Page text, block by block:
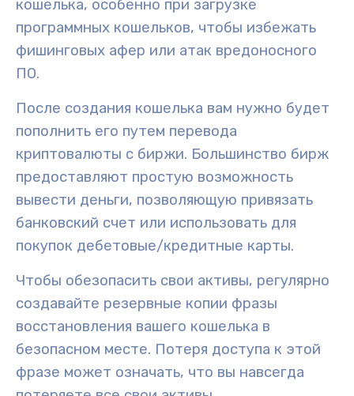
кошелька, особенно при загрузке
программных кошельков, чтобы избежать
фишинговых афер или атак вредоносного
ПО.
После создания кошелька вам нужно будет
пополнить его путем перевода
криптовалюты с биржи. Большинство бирж
предоставляют простую возможность
вывести деньги, позволяющую привязать
банковский счет или использовать для
покупок дебетовые/кредитные карты.
Чтобы обезопасить свои активы, регулярно
создавайте резервные копии фразы
восстановления вашего кошелька в
безопасном месте. Потеря доступа к этой
фразе может означать, что вы навсегда